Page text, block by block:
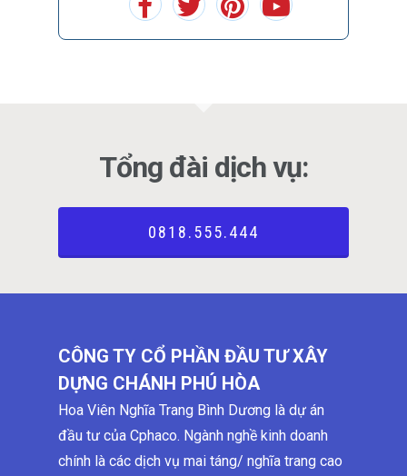
Tổng đài dịch vụ:
0818.555.444
CÔNG TY CỔ PHẦN ĐẦU TƯ XÂY
DỰNG CHÁNH PHÚ HÒA
Hoa Viên Nghĩa Trang Bình Dương là dự án
đầu tư của Cphaco. Ngành nghề kinh doanh
chính là các dịch vụ mai táng/ nghĩa trang cao